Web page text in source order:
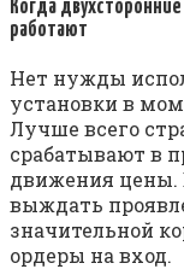
Когда
работают
Нет нужды
установки в
Лучше всего
срабатывают в
движения цены.
выждать
значительной
ордеры на вход.